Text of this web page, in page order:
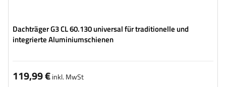
Dachträger G3 CL 60.130 universal für traditionelle und
integrierte Aluminiumschienen
119,99 €inkl. MwSt